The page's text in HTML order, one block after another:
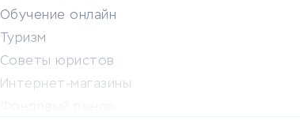
Обучение онлайн
Туризм
Советы юристов
Интернет-магазины